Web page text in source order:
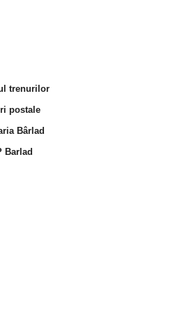
trenurilor
postale
Bârlad
Barlad